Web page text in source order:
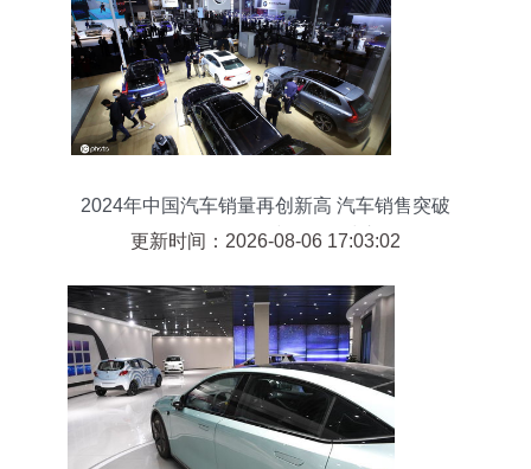
2024年中国汽车销量再创新高 汽车销售突破
2531.1万辆，连续领跑全球市场
更新时间：2026-08-06 17:03:02